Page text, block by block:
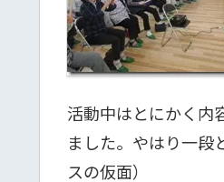
活動中はとにかく内
ました。やはり一段
スの仮面）